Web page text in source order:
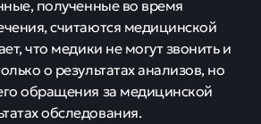
полученные во время
считаются медицинской
что медики не могут звонить и
о результатах анализов, но
обращения за медицинской
обследования.